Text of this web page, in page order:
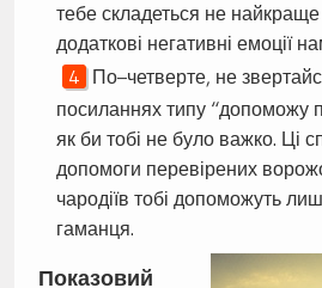
тебе складеться не
додаткові негативні емоції
По–четверте, не
посиланнях типу “допоможу
як би тобі не було важко. Ці
допомоги перевірених
чародіїв тобі допоможуть
гаманця.
Показовий